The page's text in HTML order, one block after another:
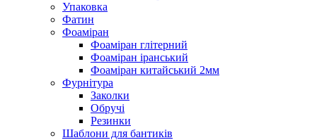
Упаковка
Фатин
Фоаміран
Фоаміран глітерний
Фоаміран іранський
Фоаміран китайський 2мм
Фурнітура
Заколки
Обручі
Резинки
Шаблони для бантиків